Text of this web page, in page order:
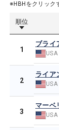
※HBHをクリック
順位
1
ブライ
USA
2
ライア
USA
3
マーベ
USA